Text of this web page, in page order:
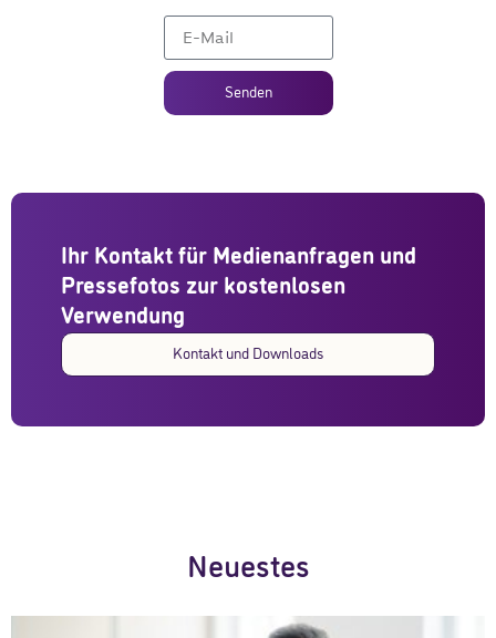
Senden
Ihr Kontakt für Medienanfragen und
Pressefotos zur kostenlosen
Verwendung
Kontakt und Downloads
Neuestes